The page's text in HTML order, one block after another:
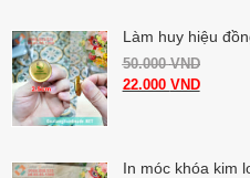
Làm huy hiệu
50.000VND
22.000 VND
In móc khóa kim